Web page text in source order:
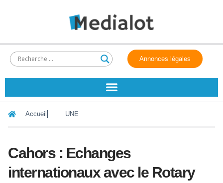
Annonces légales
Accueil UNE
Cahors : Echanges
internationaux avec le Rotary